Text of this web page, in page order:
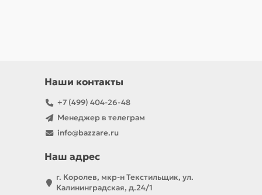
Наши контакты
+7 (499) 404-26-48
Менеджер в телеграм
info@bazzare.ru
Наш адрес
г. Королев, мкр-н Текстильщик, ул.
Калининградская, д.24/1